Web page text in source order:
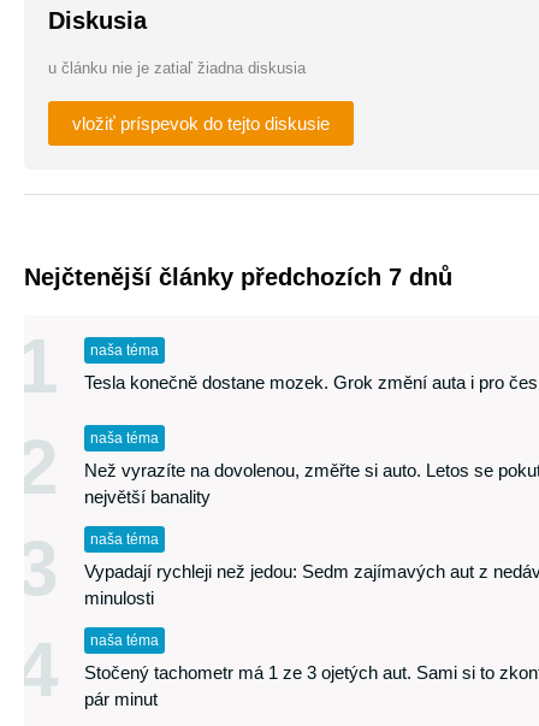
Diskusia
u článku nie je zatiaľ žiadna diskusia
vložiť príspevok do tejto diskusie
Nejčtenější články předchozích 7 dnů
1 naša téma
Tesla konečně dostane mozek. Grok změní auta i pro
2 naša téma
Než vyrazíte na dovolenou, změřte si auto. Letos se
největší banality
3 naša téma
Vypadají rychleji než jedou: Sedm zajímavých aut z
minulosti
4 naša téma
Stočený tachometr má 1 ze 3 ojetých aut. Sami si to
pár minut